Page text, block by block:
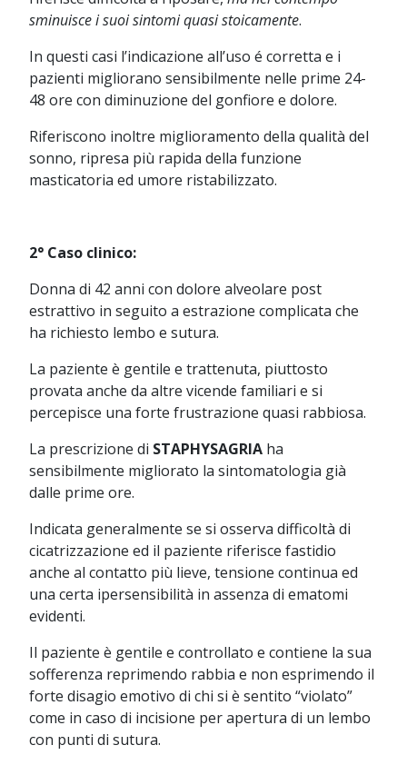
sminuisce i suoi sintomi quasi stoicamente.
In questi casi l’indicazione all’uso é corretta e i
pazienti migliorano sensibilmente nelle prime 24-
48 ore con diminuzione del gonfiore e dolore.
Riferiscono inoltre miglioramento della qualità del
sonno, ripresa più rapida della funzione
masticatoria ed umore ristabilizzato.
2° Caso clinico:
Donna di 42 anni con dolore alveolare post
estrattivo in seguito a estrazione complicata che
ha richiesto lembo e sutura.
La paziente è gentile e trattenuta, piuttosto
provata anche da altre vicende familiari e si
percepisce una forte frustrazione quasi rabbiosa.
La prescrizione di STAPHYSAGRIA ha
sensibilmente migliorato la sintomatologia già
dalle prime ore.
Indicata generalmente se si osserva difficoltà di
cicatrizzazione ed il paziente riferisce fastidio
anche al contatto più lieve, tensione continua ed
una certa ipersensibilità in assenza di ematomi
evidenti.
Il paziente è gentile e controllato e contiene la sua
sofferenza reprimendo rabbia e non esprimendo il
forte disagio emotivo di chi si è sentito “violato”
come in caso di incisione per apertura di un lembo
con punti di sutura.